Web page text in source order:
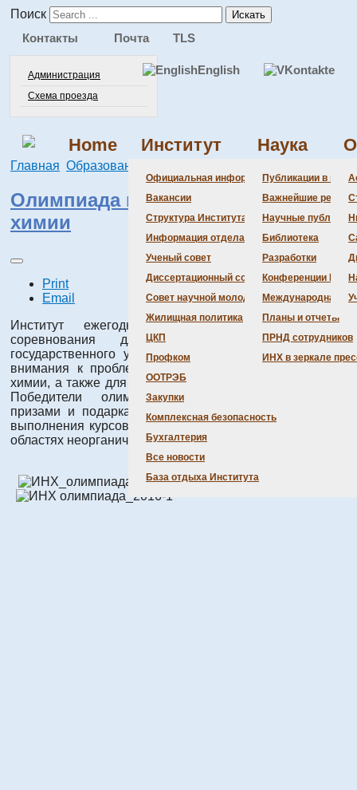
Поиск Искать
Контакты
Администрация
Схема проезда
Почта TLS
English
Home Институт
Официальная информация
Вакансии
Структура Института
Информация отдела кадров
Ученый совет
Диссертационный совет
Совет научной молодежи
Жилищная политика
ЦКП
Профком
ООТРЭБ
Закупки
Комплексная безопасность
Бухгалтерия
Все новости
База отдыха Института
Наука
Публикации в
Важнейшие
Научные
Библиотека
Разработки
Конференции
Международная
Планы и отчеты
ПРНД сотрудников
ИНХ в зеркале
Главная Образование
Олимпиада по неорганической
химии
Print
Email
Институт ежегодно проводит интеллектуальные
соревнования для студентов Новосибирского
государственного университета в целях привлечения
внимания к проблемам современной неорганической
химии, а также для выявления талантливой молодёжи.
Победители олимпиады награждаются ценными
призами и подарками, приглашаются в Институт для
выполнения курсовых и дипломных работ в различных
областях неорганической химии.